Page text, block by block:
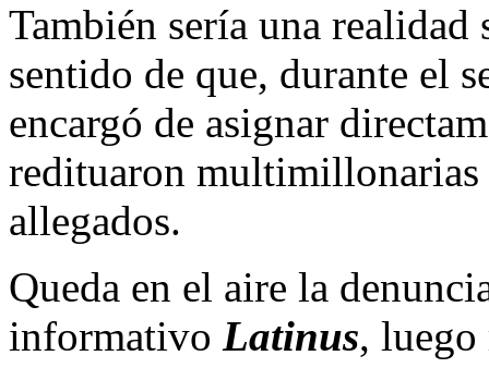
También sería una
sentido de que, durante el
encargó de asignar
redituaron multimillonarias
allegados.
Queda en el aire la
informativo Latinus, luego